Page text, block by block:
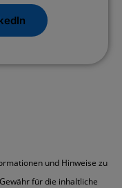
und Hinweise zu
für die inhaltliche